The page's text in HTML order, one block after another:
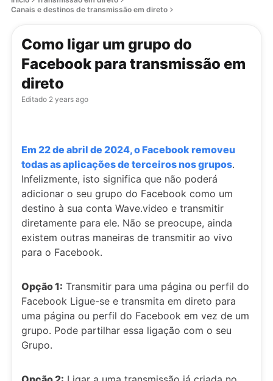
Canais e destinos de transmissão em direto
Como ligar um grupo do
Facebook para transmissão em
direto
Editado 2 years ago
Em 22 de abril de 2024, o Facebook removeu
todas as aplicações de terceiros nos grupos.
Infelizmente, isto significa que não poderá
adicionar o seu grupo do Facebook como um
destino à sua conta Wave.video e transmitir
diretamente para ele. Não se preocupe, ainda
existem outras maneiras de transmitir ao vivo
para o Facebook.
Opção 1: Transmitir para uma página ou perfil do
Facebook Ligue-se e transmita em direto para
uma página ou perfil do Facebook em vez de um
grupo. Pode partilhar essa ligação com o seu
Grupo.